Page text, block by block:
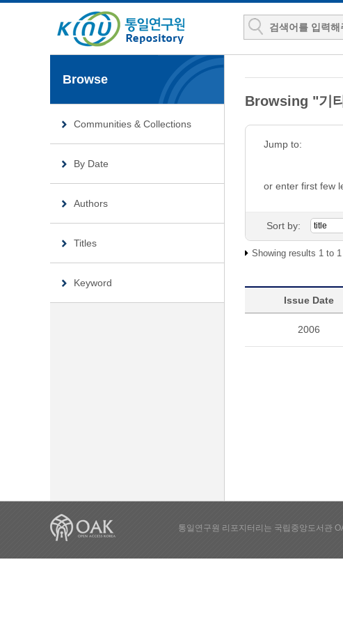
Browse
Communities & Collections
By Date
Authors
Titles
Keyword
Browsing "기
Jump to:
or enter first few
Sort by:
Showing results 1 to
Issue Date
2006
통일연구원 리포지터리는 국립중앙도서관